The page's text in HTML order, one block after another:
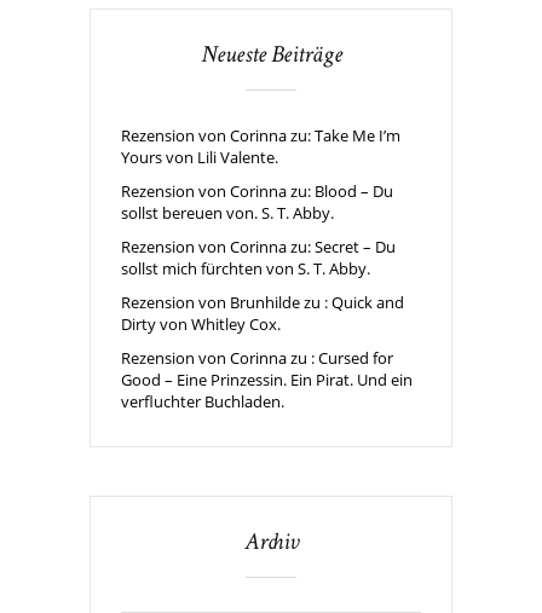
Neueste Beiträge
Rezension von Corinna zu: Take Me I’m
Yours von Lili Valente.
Rezension von Corinna zu: Blood – Du
sollst bereuen von. S. T. Abby.
Rezension von Corinna zu: Secret – Du
sollst mich fürchten von S. T. Abby.
Rezension von Brunhilde zu : Quick and
Dirty von Whitley Cox.
Rezension von Corinna zu : Cursed for
Good – Eine Prinzessin. Ein Pirat. Und ein
verfluchter Buchladen.
Archiv